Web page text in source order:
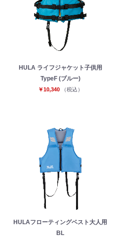
HULA ライフジャケット子供用
TypeF (ブルー)
￥10,340 （税込）
HULAフローティングベスト大人用
BL